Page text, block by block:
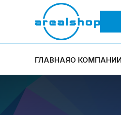
ГЛАВНАЯО КОМПАНИИ